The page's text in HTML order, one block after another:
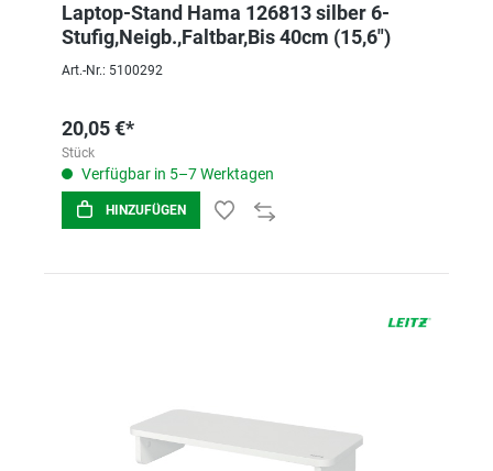
Laptop-Stand Hama 126813 silber 6-
Stufig,Neigb.,Faltbar,Bis 40cm (15,6")
Art.-Nr.: 5100292
20,05 €*
Stück
Verfügbar in 5–7 Werktagen
HINZUFÜGEN